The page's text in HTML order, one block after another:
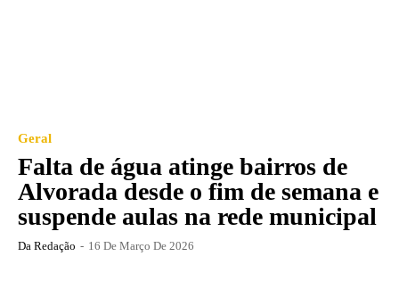
Geral
Falta de água atinge bairros de
Alvorada desde o fim de semana e
suspende aulas na rede municipal
Da Redação - 16 De Março De 2026